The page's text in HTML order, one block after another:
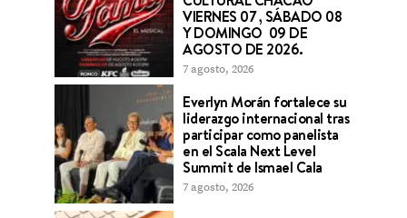
VIERNES 07 , SÁBADO 08
Y DOMINGO 09 DE
AGOSTO DE 2026.
7 agosto, 2026
Everlyn Morán fortalece su
liderazgo internacional tras
participar como panelista
en el Scala Next Level
Summit de Ismael Cala
7 agosto, 2026